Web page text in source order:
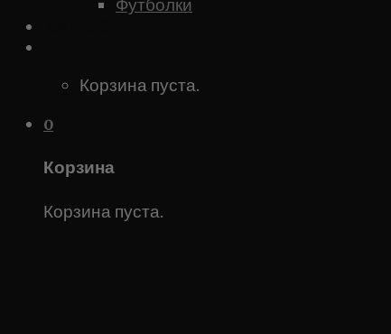
Корзина пуста.
0
Корзина
Корзина пуста.